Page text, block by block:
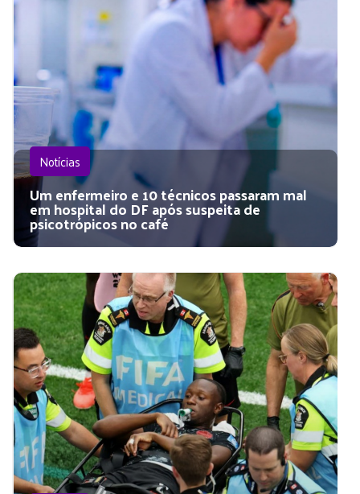
Notícias
Um enfermeiro e 10 técnicos passaram mal
em hospital do DF após suspeita de
psicotrópicos no café